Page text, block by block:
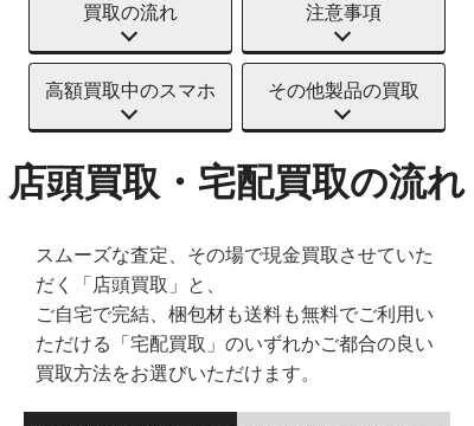
買取の流れ 注意事項
高額買取中のスマホ その他製品の買取
店頭買取・宅配買取の流れ
スムーズな査定、その場で現金買取させていた
だく「店頭買取」と、
ご自宅で完結、梱包材も送料も無料でご利用い
ただける「宅配買取」のいずれかご都合の良い
買取方法をお選びいただけます。